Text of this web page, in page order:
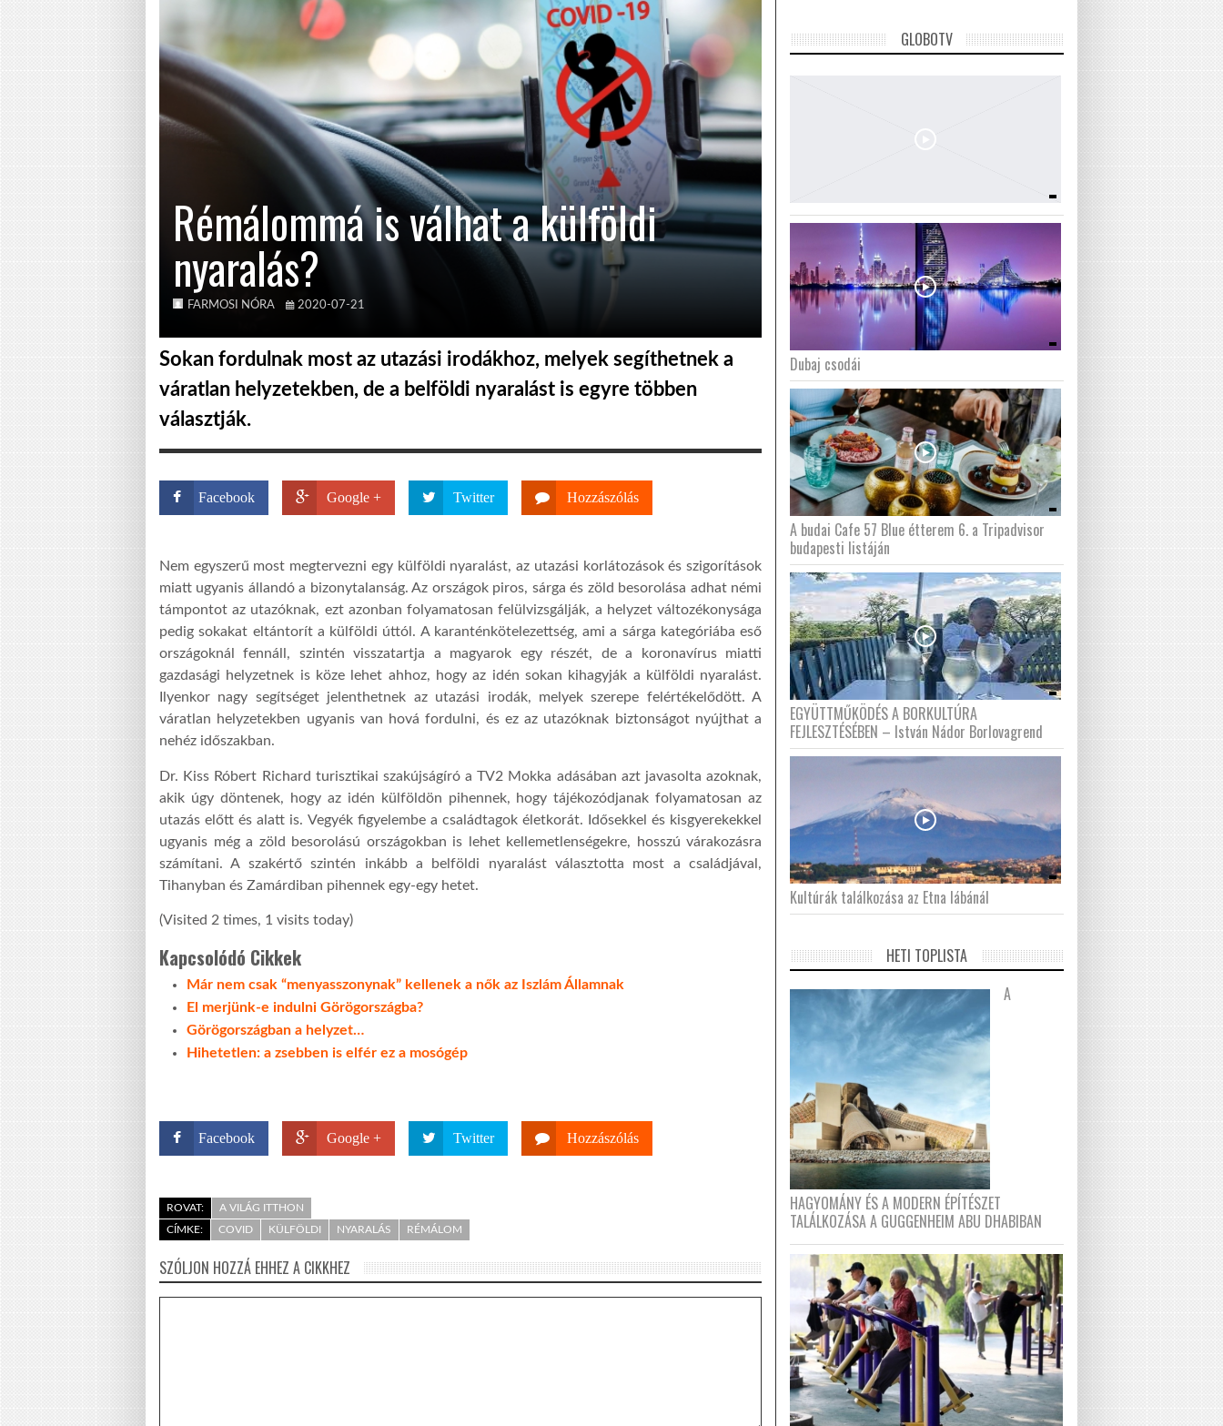
Rémálommá is válhat a külföldi
nyaralás?
FARMOSI NÓRA 2020-07-21
Sokan fordulnak most az utazási irodákhoz, melyek segíthetnek a
váratlan helyzetekben, de a belföldi nyaralást is egyre többen
választják.
Facebook Google + Twitter Hozzászólás
Nem egyszerű most megtervezni egy külföldi nyaralást, az utazási korlátozások és szigorítások
miatt ugyanis állandó a bizonytalanság. Az országok piros, sárga és zöld besorolása adhat némi
támpontot az utazóknak, ezt azonban folyamatosan felülvizsgálják, a helyzet változékonysága
pedig sokakat eltántorít a külföldi úttól. A karanténkötelezettség, ami a sárga kategóriába eső
országoknál fennáll, szintén visszatartja a magyarok egy részét, de a koronavírus miatti
gazdasági helyzetnek is köze lehet ahhoz, hogy az idén sokan kihagyják a külföldi nyaralást.
Ilyenkor nagy segítséget jelenthetnek az utazási irodák, melyek szerepe felértékelődött. A
váratlan helyzetekben ugyanis van hová fordulni, és ez az utazóknak biztonságot nyújthat a
nehéz időszakban.
Dr. Kiss Róbert Richard turisztikai szakújságíró a TV2 Mokka adásában azt javasolta azoknak,
akik úgy döntenek, hogy az idén külföldön pihennek, hogy tájékozódjanak folyamatosan az
utazás előtt és alatt is. Vegyék figyelembe a családtagok életkorát. Idősekkel és kisgyerekekkel
ugyanis még a zöld besorolású országokban is lehet kellemetlenségekre, hosszú várakozásra
számítani. A szakértő szintén inkább a belföldi nyaralást választotta most a családjával,
Tihanyban és Zamárdiban pihennek egy-egy hetet.
(Visited 2 times, 1 visits today)
Kapcsolódó Cikkek
Már nem csak “menyasszonynak” kellenek a nők az Iszlám Államnak
El merjünk-e indulni Görögországba?
Görögországban a helyzet…
Hihetetlen: a zsebben is elfér ez a mosógép
Facebook Google + Twitter Hozzászólás
ROVAT:
A VILÁG ITTHON
CÍMKE:
COVID KÜLFÖLDI NYARALÁS RÉMÁLOM
SZÓLJON HOZZÁ EHHEZ A CIKKHEZ
GLOBOTV
Dubaj csodái
A budai Cafe 57 Blue étterem 6. a Tripadvisor
budapesti listáján
EGYÜTTMŰKÖDÉS A BORKULTÚRA
FEJLESZTÉSÉBEN – István Nádor Borlovagrend
Kultúrák találkozása az Etna lábánál
HETI TOPLISTA
A
HAGYOMÁNY ÉS A MODERN ÉPÍTÉSZET
TALÁLKOZÁSA A GUGGENHEIM ABU DHABIBAN